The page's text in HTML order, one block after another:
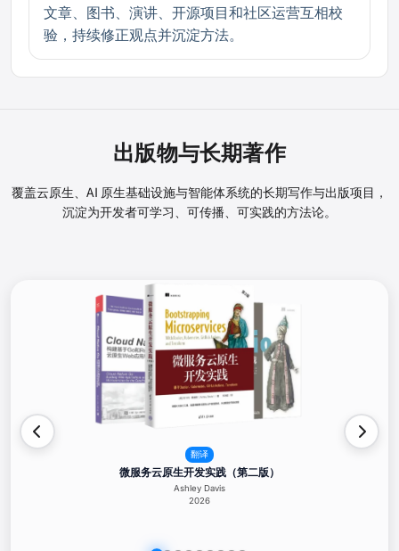
文章、图书、演讲、开源项目和社区运营互相校
验，持续修正观点并沉淀方法。
出版物与长期著作
覆盖云原生、AI 原生基础设施与智能体系统的长期写作与出版项目，
沉淀为开发者可学习、可传播、可实践的方法论。
翻译
微服务云原生开发实践（第二版）
Ashley Davis
2026